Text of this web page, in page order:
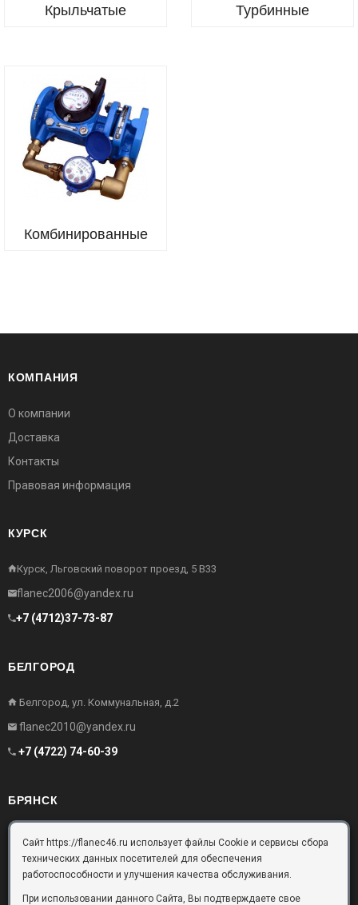
Крыльчатые Турбинные
Комбинированные
КОМПАНИЯ
О компании
Доставка
Контакты
Правовая информация
КУРСК
Курск, Льговский поворот проезд, 5 В33
flanec2006@yandex.ru
+7 (4712)37-73-87
БЕЛГОРОД
Белгород, ул. Коммунальная, д.2
flanec2010@yandex.ru
+7 (4722) 74-60-39
БРЯНСК
Брянск, Московский проезд, д.10, офис 3
flanec32@yandex.ru
Сайт https://flanec46.ru использует файлы Cookie и сервисы сбора
технических данных посетителей для обеспечения
работоспособности и улучшения качества обслуживания.
При использовании данного Сайта, Вы подтверждаете свое